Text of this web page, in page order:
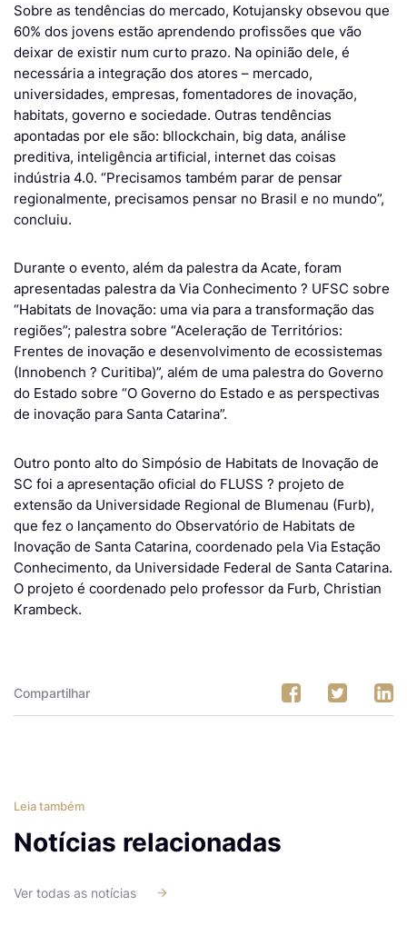
Sobre as tendências do mercado, Kotujansky obsevou que
60% dos jovens estão aprendendo profissões que vão
deixar de existir num curto prazo. Na opinião dele, é
necessária a integração dos atores – mercado,
universidades, empresas, fomentadores de inovação,
habitats, governo e sociedade. Outras tendências
apontadas por ele são: bllockchain, big data, análise
preditiva, inteligência artificial, internet das coisas
indústria 4.0. “Precisamos também parar de pensar
regionalmente, precisamos pensar no Brasil e no mundo”,
concluiu.
Durante o evento, além da palestra da Acate, foram
apresentadas palestra da Via Conhecimento ? UFSC sobre
“Habitats de Inovação: uma via para a transformação das
regiões”; palestra sobre “Aceleração de Territórios:
Frentes de inovação e desenvolvimento de ecossistemas
(Innobench ? Curitiba)”, além de uma palestra do Governo
do Estado sobre “O Governo do Estado e as perspectivas
de inovação para Santa Catarina”.
Outro ponto alto do Simpósio de Habitats de Inovação de
SC foi a apresentação oficial do FLUSS ? projeto de
extensão da Universidade Regional de Blumenau (Furb),
que fez o lançamento do Observatório de Habitats de
Inovação de Santa Catarina, coordenado pela Via Estação
Conhecimento, da Universidade Federal de Santa Catarina.
O projeto é coordenado pelo professor da Furb, Christian
Krambeck.
Compartilhar
Leia também
Notícias relacionadas
Ver todas as notícias